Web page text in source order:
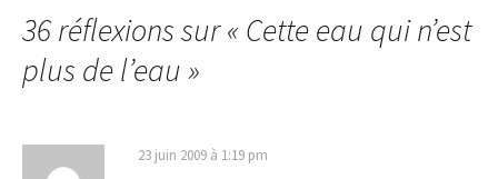
articles
36 réflexions sur « Cette eau qui n’est
plus de l’eau»
23 juin 2009 à 1:19 pm